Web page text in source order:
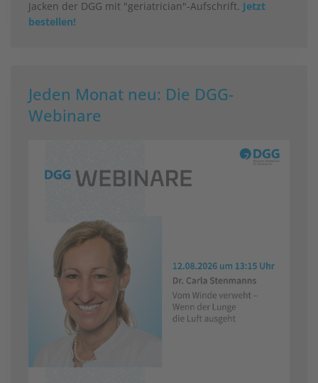
Jacken der DGG mit "geriatrician"-Aufschrift. Jetzt
bestellen!
Jeden Monat neu: Die DGG-
Webinare